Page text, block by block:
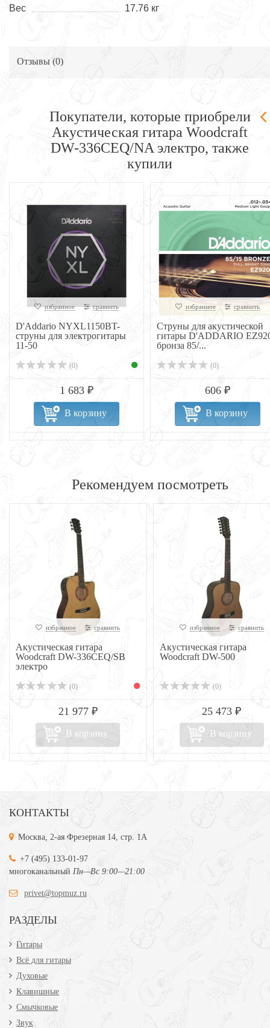
Вес 17.76 кг
Отзывы (0)
Покупатели, которые приобрели
Акустическая гитара Woodcraft
DW-336CEQ/NA электро, также
купили
избранное сравнить
D'Addario NYXL1150BT-
струны для электрогитары
11-50
(0)
1 683 ₽
В корзину
избранное сравнить
Струны для акустической
гитары D'ADDARIO
бронза 85/...
(0)
606 ₽
В корзину
Рекомендуем посмотреть
избранное сравнить
Акустическая гитара
Woodcraft DW-336CEQ/SB
электро
(0)
21 977 ₽
В корзину
избранное сравнить
Акустическая гитара
Woodcraft DW-500
(0)
25 473 ₽
В корзину
КОНТАКТЫ
Москва, 2-ая Фрезерная 14, стр. 1А
+7 (495) 133-01-97
многоканальный Пн—Вс 9:00—21:00
privet@topmuz.ru
РАЗДЕЛЫ
Гитары
Всё для гитары
Духовые
Клавишные
Смычковые
Звук